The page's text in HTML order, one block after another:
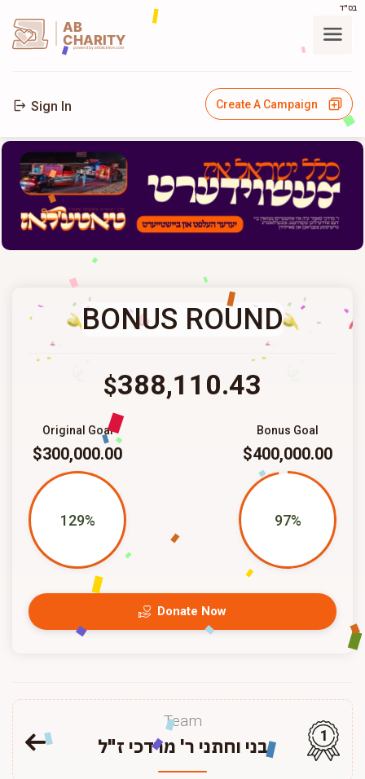
בס"ד
AB
CHARITY
powerd by ahblicklive.com
Sign In Create A Campaign
BONUS ROUND
$388,110.43
Bonus Goal
$400,000.00
97%
Original Goal
$300,000.00
129%
Donate Now
Team
בני וחתני ר' מרדכי ז"ל 1